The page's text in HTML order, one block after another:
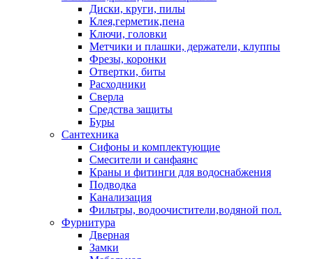
Диски, круги, пилы
Клея,герметик,пена
Ключи, головки
Метчики и плашки, держатели, клуппы
Фрезы, коронки
Отвертки, биты
Расходники
Сверла
Средства защиты
Буры
Сантехника
Сифоны и комплектующие
Смесители и санфаянс
Краны и фитинги для водоснабжения
Подводка
Канализация
Фильтры, водоочистители,водяной пол.
Фурнитура
Дверная
Замки